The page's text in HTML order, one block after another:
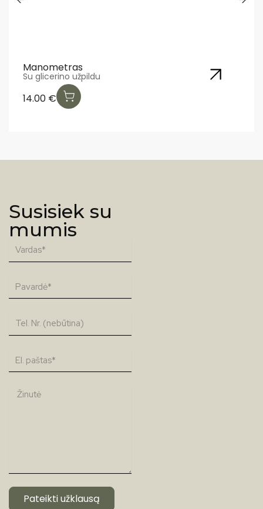
Manometras
Su glicerino užpildu
14.00 €
Susisiek su
mumis
Pateikti užklausą